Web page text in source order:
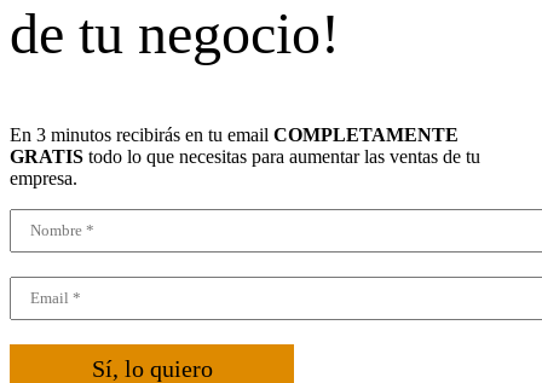
de tu negocio!
En 3 minutos recibirás en tu email COMPLETAMENTE
GRATIS todo lo que necesitas para aumentar las ventas de tu
empresa.
Sí, lo quiero